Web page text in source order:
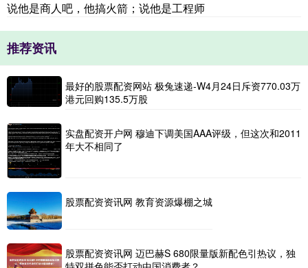
说他是商人吧，他搞火箭；说他是工程师
推荐资讯
最好的股票配资网站 极兔速递-W4月24日斥资770.03万
港元回购135.5万股
实盘配资开户网 穆迪下调美国AAA评级，但这次和2011
年大不相同了
股票配资资讯网 教育资源爆棚之城
股票配资资讯网 迈巴赫S 680限量版新配色引热议，独